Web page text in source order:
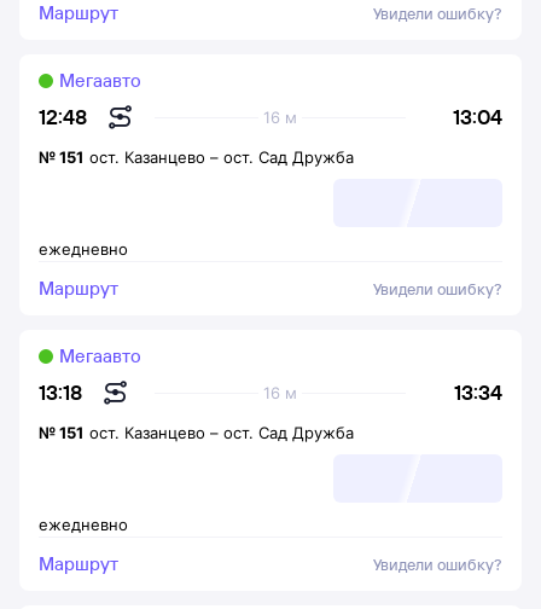
Маршрут Увидели ошибку?
12:48 13:04
16 м
Мегаавто
ежедневно
№151 ост. Казанцево – ост. Сад Дружба
Маршрут Увидели ошибку?
13:18 13:34
16 м
Мегаавто
ежедневно
№151 ост. Казанцево – ост. Сад Дружба
Маршрут Увидели ошибку?